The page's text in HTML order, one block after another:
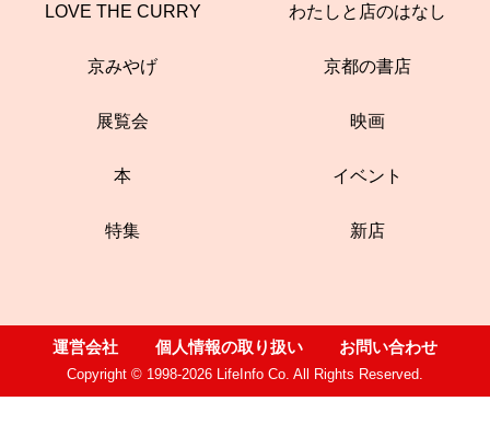
LOVE THE CURRY わたしと店のはなし
京みやげ 京都の書店
展覧会 映画
本 イベント
特集 新店
運営会社 個人情報の取り扱い お問い合わせ
Copyright © 1998-2026 LifeInfo Co. All Rights Reserved.